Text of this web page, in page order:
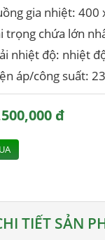
gia nhiệt:
trọng chứa lớn
nhiệt độ: nhiệt
áp/công suất:
đ
TIẾT SẢN